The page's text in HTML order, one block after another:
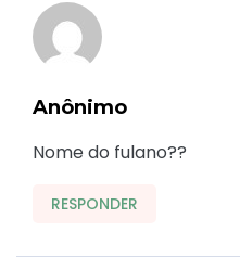
Anônimo
Nome do fulano??
RESPONDER